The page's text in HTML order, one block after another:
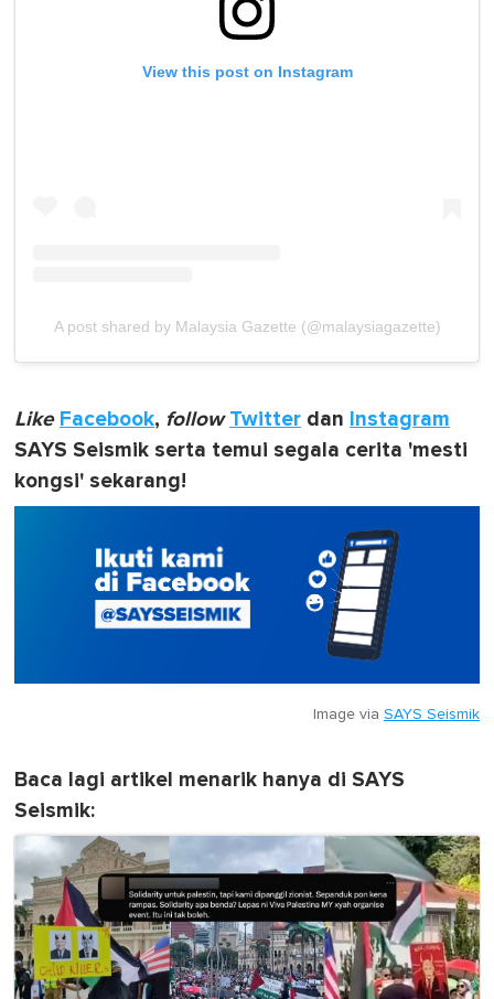
View this post on Instagram
A post shared by Malaysia Gazette (@malaysiagazette)
Like Facebook, follow Twitter dan Instagram
SAYS Seismik serta temui segala cerita 'mesti
kongsi' sekarang!
Image via SAYS Seismik
Baca lagi artikel menarik hanya di SAYS
Seismik: